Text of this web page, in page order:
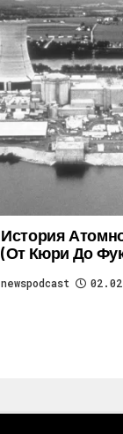
История
(от Кюри До
newspodcast